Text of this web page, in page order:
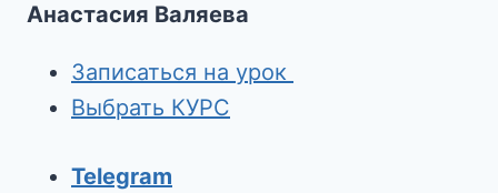
Анастасия Валяева
Записаться на урок
Выбрать КУРС
Telegram